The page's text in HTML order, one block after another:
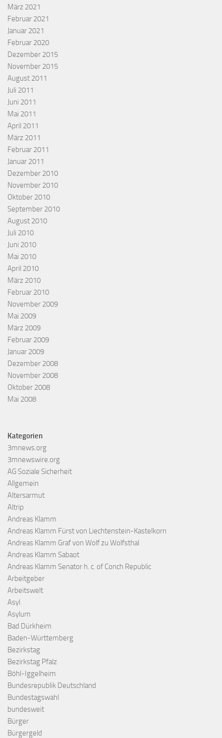
März 2021
Februar 2021
Januar 2021
Februar 2020
Dezember 2015
November 2015
August 2011
Juli 2011
Juni 2011
Mai 2011
April 2011
März 2011
Februar 2011
Januar 2011
Dezember 2010
November 2010
Oktober 2010
September 2010
August 2010
Juli 2010
Juni 2010
Mai 2010
April 2010
März 2010
Februar 2010
November 2009
Mai 2009
März 2009
Februar 2009
Januar 2009
Dezember 2008
November 2008
Oktober 2008
Mai 2008
Kategorien
3mnews.org
3mnewswire.org
AG Soziale Sicherheit
Allgemein
Altersarmut
Altrip
Andreas Klamm
Andreas Klamm Fürst von Liechtenstein-Kastelkorn
Andreas Klamm Graf von Wolf zu Wolfsthal
Andreas Klamm Sabaot
Andreas Klamm Senator h. c. of Conch Republic
Arbeitgeber
Arbeitswelt
Asyl
Asylum
Bad Dürkheim
Baden-Württemberg
Bezirkstag
Bezirkstag Pfalz
Böhl-Iggelheim
Bundesrepublik Deutschland
Bundestagswahl
bundesweit
Bürger
Bürgergeld